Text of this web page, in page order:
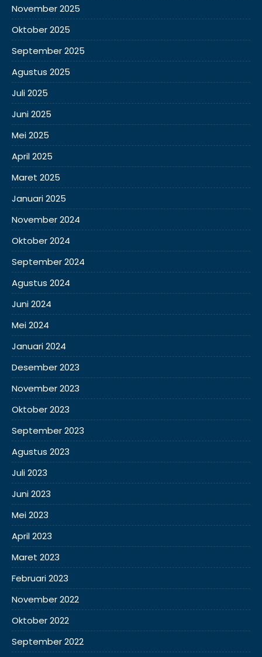
November 2025
Oktober 2025
September 2025
Agustus 2025
Juli 2025
Juni 2025
Mei 2025
April 2025
Maret 2025
Januari 2025
November 2024
Oktober 2024
September 2024
Agustus 2024
Juni 2024
Mei 2024
Januari 2024
Desember 2023
November 2023
Oktober 2023
September 2023
Agustus 2023
Juli 2023
Juni 2023
Mei 2023
April 2023
Maret 2023
Februari 2023
November 2022
Oktober 2022
September 2022